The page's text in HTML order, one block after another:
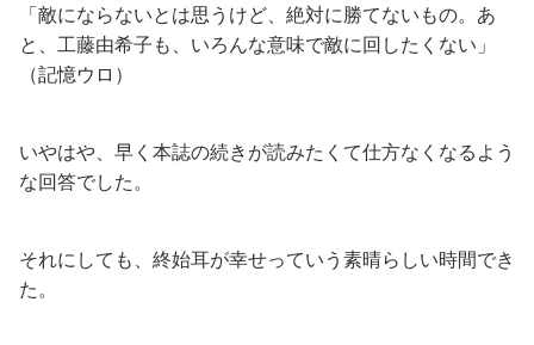
「敵にならないとは思うけど、絶対に勝てないもの。あ
と、工藤由希子も、いろんな意味で敵に回したくない」
（記憶ウロ）
いやはや、早く本誌の続きが読みたくて仕方なくなるよう
な回答でした。
それにしても、終始耳が幸せっていう素晴らしい時間でき
た。